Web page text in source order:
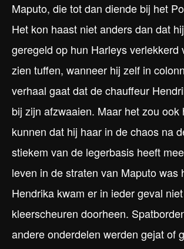
Maputo, die tot dan diende bij het
Het kon haast niet anders dan dat
geregeld op hun Harleys verlekkerd
zien tuffen, wanneer hij zelf in
verhaal gaat dat de chauffeur
bij zijn afzwaaien. Maar het zou ook
kunnen dat hij haar in de chaos na
stiekem van de legerbasis heeft
leven in de straten van Maputo was
Hendrika kwam er in ieder geval
kleerscheuren doorheen.
andere onderdelen werden gejat of